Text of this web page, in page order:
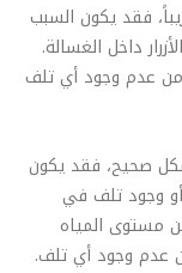
فقد يكون السبب
داخل الغسالة.
من عدم وجود أي تلف
صحيح، فقد يكون
وجود تلف في
مستوى المياه
عدم وجود أي تلف.